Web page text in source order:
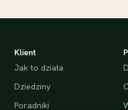
Klient
Jak to działa
Dziedziny
Poradniki